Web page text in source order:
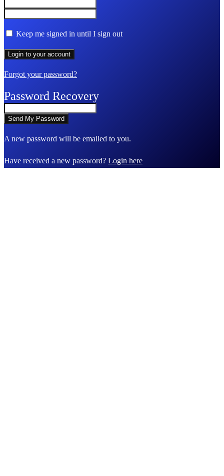
Keep me signed in until I sign out
Forgot your password?
Password Recovery
A new password will be emailed to you.
Have received a new password? Login here